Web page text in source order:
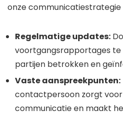
onze communicatiestrategie
Regelmatige updates:
voortgangsrapportages te
partijen betrokken en
Vaste aanspreekpunten:
contactpersoon zorgt
communicatie en maakt